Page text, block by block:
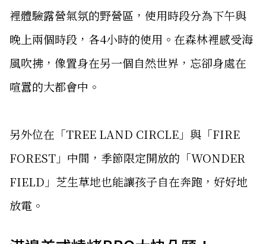
裡體驗露營氣氛的野營區，使用時段分為下午與
晚上兩個時段，各4小時的使用。在森林裡感受海
風吹拂，像置身在另一個自然世界，忘卻身處在
喧囂的大都會中。
另外位在「TREE LAND CIRCLE」與「FIRE
FOREST」中間，季節限定開放的「WONDER
FIELD」芝生草地也能讓孩子自在奔跑，好好地
放電。